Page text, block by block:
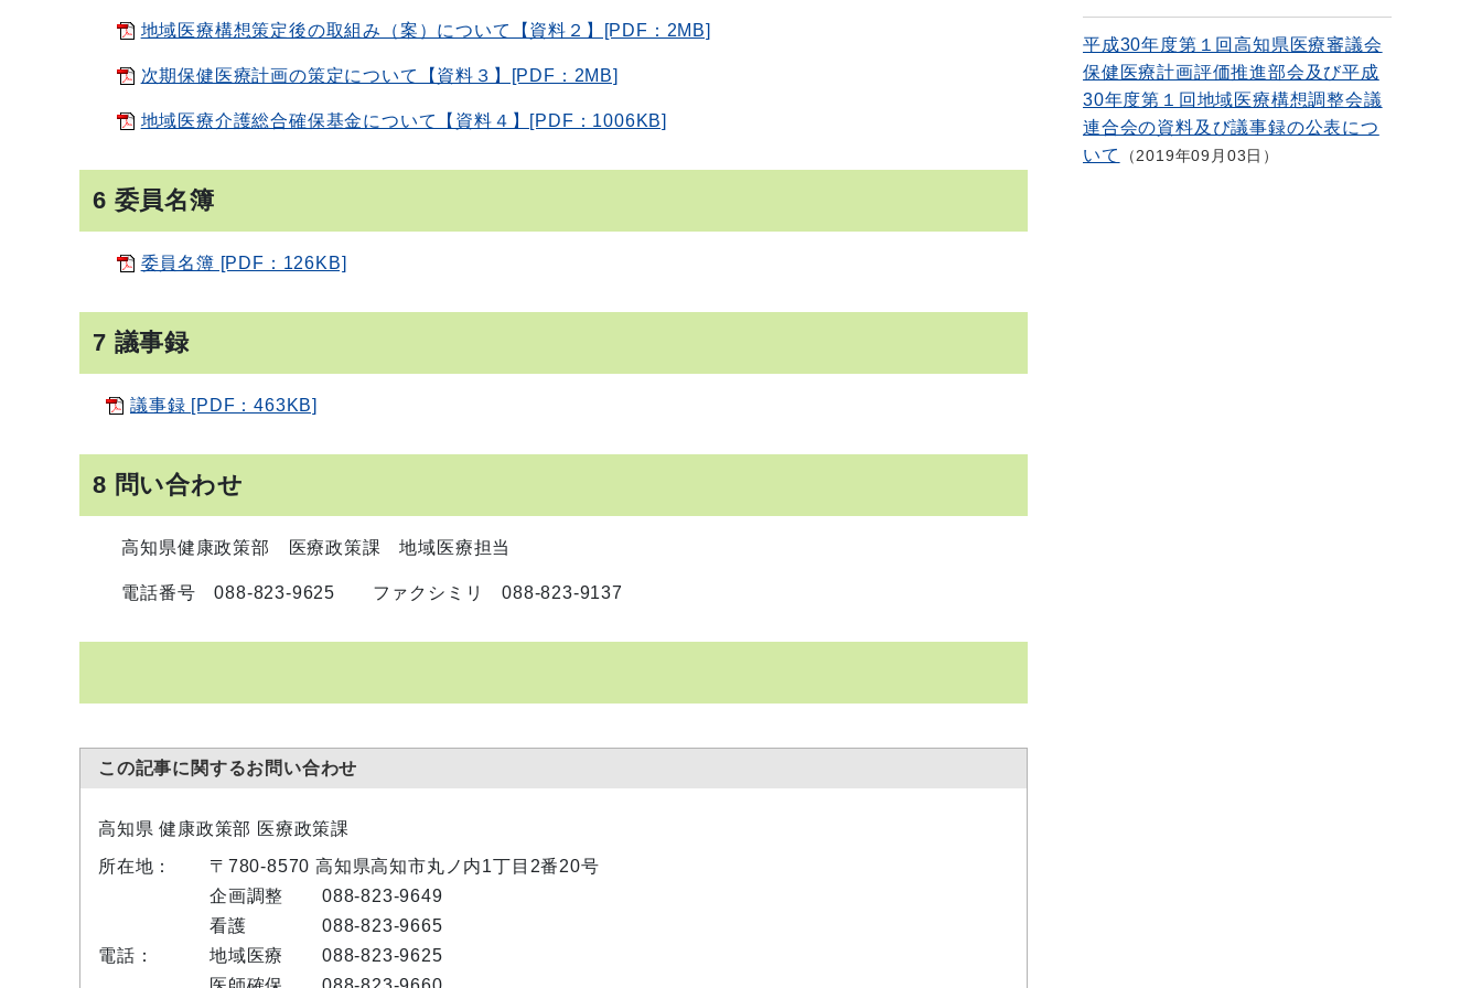
地域医療構想策定後の取組み（案）について【資料２】[PDF：2MB]
次期保健医療計画の策定について【資料３】[PDF：2MB]
地域医療介護総合確保基金について【資料４】[PDF：1006KB]
6 委員名簿
委員名簿 [PDF：126KB]
7 議事録
議事録 [PDF：463KB]
8 問い合わせ
高知県健康政策部 医療政策課 地域医療担当
電話番号 088-823-9625 ファクシミリ 088-823-9137
この記事に関するお問い合わせ
高知県 健康政策部 医療政策課
所在地：
〒780-8570 高知県高知市丸ノ内1丁目2番20号
電話：
企画調整
088-823-9649
看護
088-823-9665
地域医療
088-823-9625
平成30年度第１回高知県医療審議会
保健医療計画評価推進部会及び平成
30年度第１回地域医療構想調整会議
連合会の資料及び議事録の公表につ
いて
2019年09月03日